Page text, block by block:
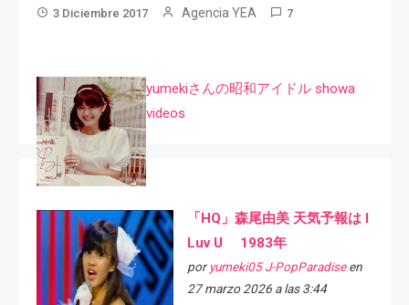
3 Diciembre 2017 Agencia YEA 7
yumekiさんの昭和アイドル showa
videos
「HQ」森尾由美 天気予報は I
Luv U 1983年
por yumeki05 J-PopParadiseen
27 marzo 2026 a las 3:44